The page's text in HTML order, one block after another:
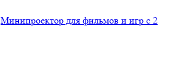
Минипроектор для фильмов и игр с 2